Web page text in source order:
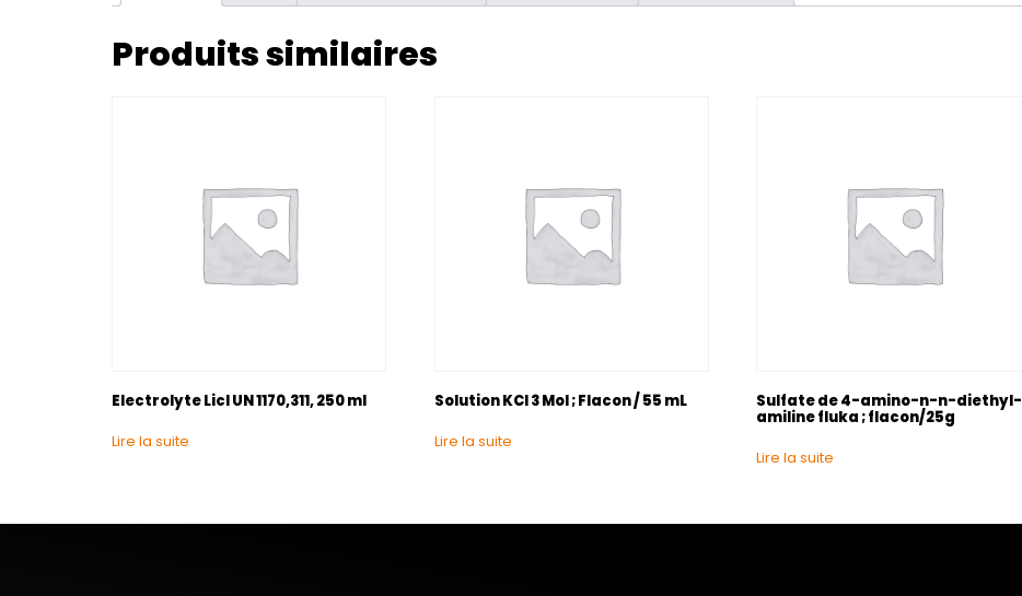
Produits similaires
Electrolyte Licl UN 1170,311, 250 ml
Lire la suite
Solution KCl 3 Mol ; Flacon / 55 mL
Lire la suite
Sulfate de 4-amino-n-n-diethyl-
amiline fluka ; flacon/25g
Lire la suite